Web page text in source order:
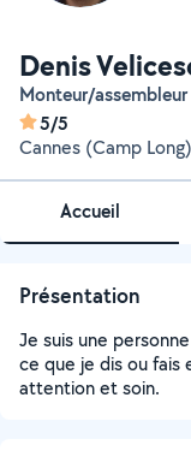
Denis
Monteur/
5/5
Cannes (Camp Long)
Accueil
Présentation
Je suis une
ce que je dis ou fais
attention et soin.